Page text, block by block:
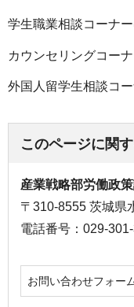
学生職業相談コーナ
カウンセリングコー
外国人留学生相談コ
このページに関
産業戦略部労働政
〒310-8555 茨城県
電話番号：029-
お問い合わせフォー